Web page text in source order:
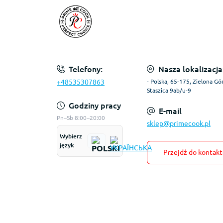
Telefony:
+48535307863
Godziny pracy
Pn–Sb 8:00–20:00
Wybierz
język
Nasza
- Polska, 65-175, Zielona
Staszica 9ab/u-9
E-mail
sklep@primecook.pl
Przejdź do